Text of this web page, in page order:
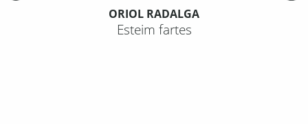
ORIOL RADALGA
Esteim fartes